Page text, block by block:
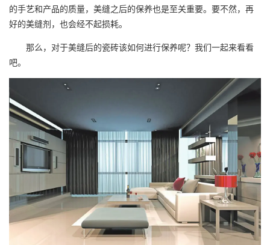
的手艺和产品的质量，美缝之后的保养也是至关重要。要不然，再
好的美缝剂，也会经不起损耗。
那么，对于美缝后的瓷砖该如何进行保养呢？我们一起来看看
吧。